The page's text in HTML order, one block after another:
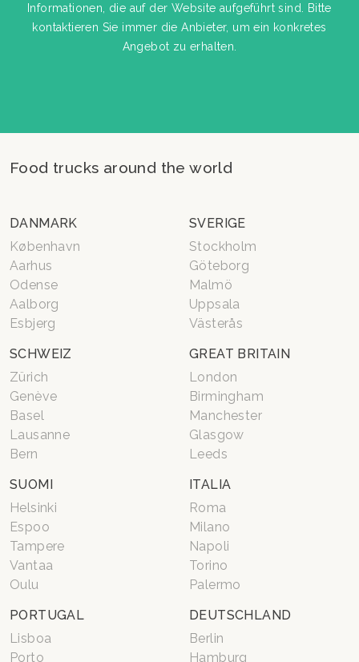
Informationen, die auf der Website aufgeführt sind. Bitte
kontaktieren Sie immer die Anbieter, um ein konkretes
Angebot zu erhalten.
Food trucks around the world
DANMARK
København
Aarhus
Odense
Aalborg
Esbjerg
SVERIGE
Stockholm
Göteborg
Malmö
Uppsala
Västerås
SCHWEIZ
Zürich
Genève
Basel
Lausanne
Bern
GREAT BRITAIN
London
Birmingham
Manchester
Glasgow
Leeds
SUOMI
Helsinki
Espoo
Tampere
Vantaa
Oulu
ITALIA
Roma
Milano
Napoli
Torino
Palermo
PORTUGAL
Lisboa
Porto
DEUTSCHLAND
Berlin
Hamburg